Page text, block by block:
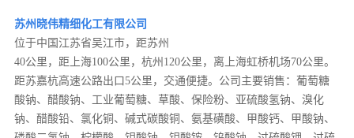
苏州晓伟精细化工有限公司
位于中国江苏省吴江市，距苏州
40公里，距上海100公里，杭州120公里，离上海虹桥机场70公里。
距苏嘉杭高速公路出口5公里，交通便捷。公司主要销售：葡萄糖
酸钠、醋酸钠、工业葡萄糖、草酸、保险粉、亚硫酸氢钠、溴化
钠、醋酸铅、氯化铜、碱式碳酸铜、氨基磺酸、甲酸钙、甲酸钠、